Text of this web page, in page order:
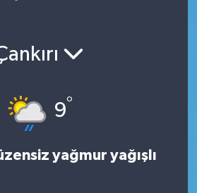
9°
yağmur yağışlı